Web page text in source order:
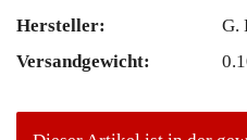
Hersteller:
G.
Versandgewicht: